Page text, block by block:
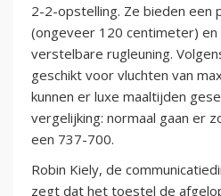
2-2-opstelling. Ze bieden een
(ongeveer 120 centimeter) en
verstelbare rugleuning.
geschikt voor vluchten van
kunnen er luxe maaltijden
vergelijking: normaal gaan er
een 737-700.
Robin Kiely, de
zegt dat het toestel de